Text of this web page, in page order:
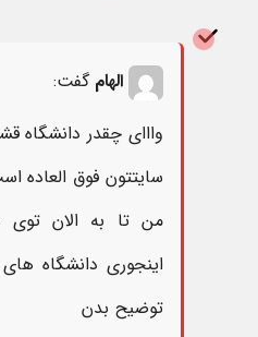
الهام گفت:
وااای چقدر دانشگاه
سایتتون فوق العاده
من تا به الان توی
اینجوری دانشگاه
توضیح بدن